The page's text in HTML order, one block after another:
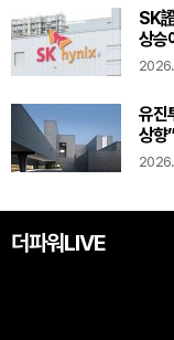
SK
상승
유진
상향
더파워LIVE